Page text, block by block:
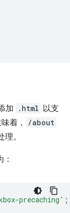
加 .html 以支
着，
/about
。
precaching' ;